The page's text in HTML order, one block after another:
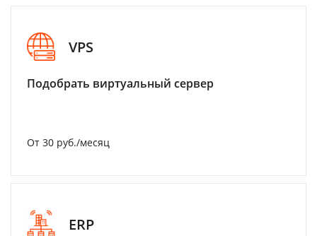
VPS
Подобрать виртуальный сервер
От 30 руб./месяц
ERP